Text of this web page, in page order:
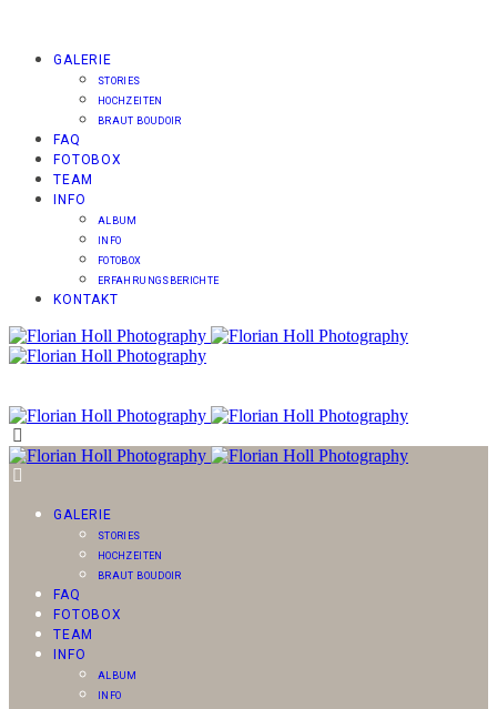
GALERIE
STORIES
HOCHZEITEN
BRAUT BOUDOIR
FAQ
FOTOBOX
TEAM
INFO
ALBUM
INFO
FOTOBOX
ERFAHRUNGSBERICHTE
KONTAKT
GALERIE
STORIES
HOCHZEITEN
BRAUT BOUDOIR
FAQ
FOTOBOX
TEAM
INFO
ALBUM
INFO